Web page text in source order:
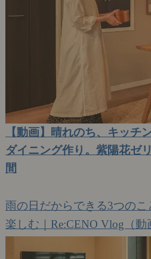
【動画】晴れのち、キッ
ダイニング作り。紫陽花ゼ
間
雨の日だからできる3つのこ
楽しむ｜Re:CENO Vlog（動